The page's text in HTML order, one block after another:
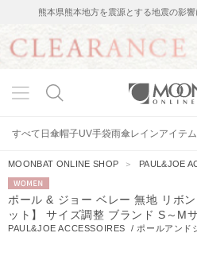
熊本県熊本地方を震源とする地震の影
すべて 日傘帽子UV手袋雨傘レインアイテム
MOONBAT ONLINE SHOP ＞ PAUL&JOE
WOMEN
ポール & ジョー ベレー 無地 リボ
ット】 サイズ調整 ブランド S～M
PAUL&JOE ACCESSOIRES / ポールアンド